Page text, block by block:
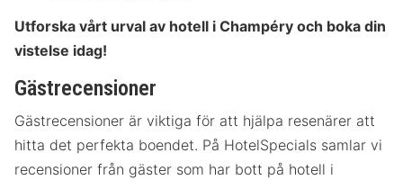
Utforska vårt urval av hotell i Champéry och boka din
vistelse idag!
Gästrecensioner
Gästrecensioner är viktiga för att hjälpa resenärer att
hitta det perfekta boendet. På HotelSpecials samlar vi
recensioner från gäster som har bott på hotell i